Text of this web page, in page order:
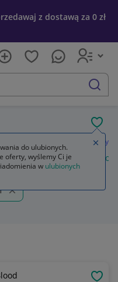
z dostawą za 0 zł
szukaj
Gry
karty do gry gry
do ulubionych.
oferty, wyślemy Ci je
w ulubionych